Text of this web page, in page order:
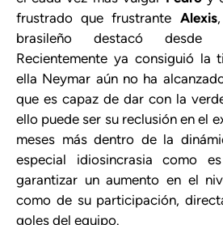
frustrado que frustrante Alexis
brasileño destacó
Recientemente ya consiguió la
ella Neymar aún no ha
que es capaz de dar con la
ello puede ser su reclusión en el
meses más dentro de la
especial idiosincrasia como
garantizar un aumento en el
como de su participación,
goles del equipo.